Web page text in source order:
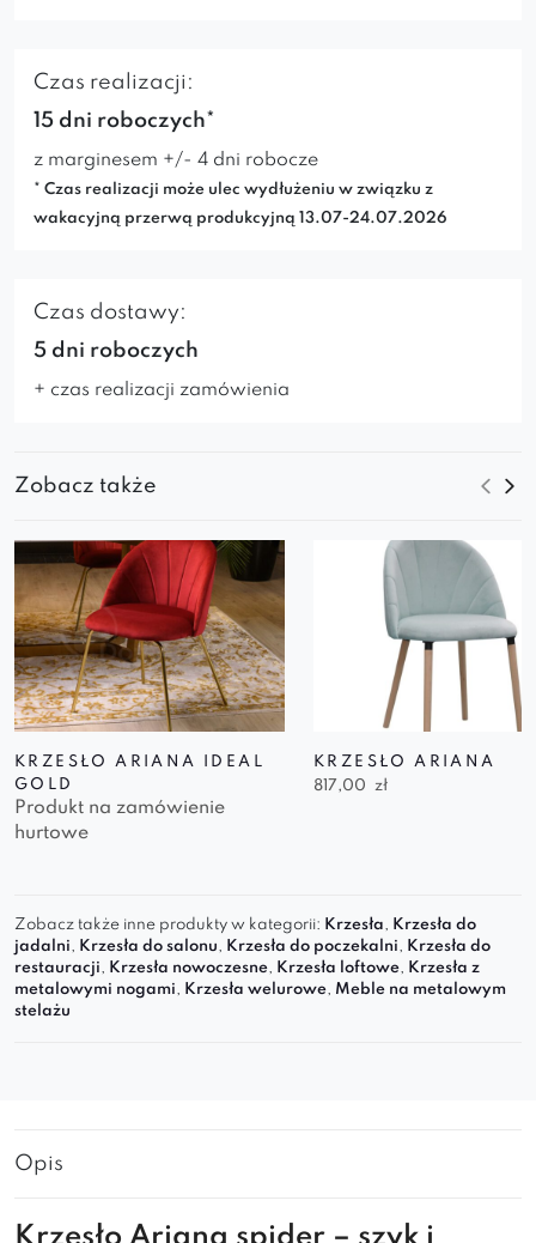
Czas realizacji:
15 dni roboczych*
z marginesem +/- 4 dni robocze
* Czas realizacji może ulec wydłużeniu w związku z
wakacyjną przerwą produkcyjną 13.07-24.07.2026
Czas dostawy:
5 dni roboczych
+ czas realizacji zamówienia
Zobacz także
KRZESŁO ARIANA IDEAL
GOLD
Produkt na zamówienie
hurtowe
KRZESŁO ARIANA
817,00
zł
Zobacz także inne produkty w kategorii: Krzesła, Krzesła do
jadalni, Krzesła do salonu, Krzesła do poczekalni, Krzesła do
restauracji, Krzesła nowoczesne, Krzesła loftowe, Krzesła z
metalowymi nogami, Krzesła welurowe, Meble na metalowym
stelażu
Opis